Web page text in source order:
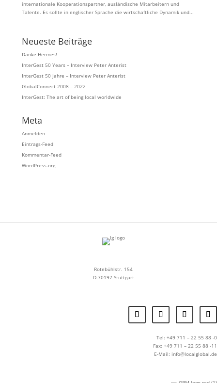
internationale Kooperationspartner, ausländische Mitarbeitern und
Talente. Es sollte in englischer Sprache die wirtschaftliche Dynamik und...
Neueste Beiträge
Danke Hermes!
InterGest 50 Years – Interview Peter Anterist
InterGest 50 Jahre – Interview Peter Anterist
GlobalConnect 2008 – 2022
InterGest: The art of being local worldwide
Meta
Anmelden
Eintrags-Feed
Kommentar-Feed
WordPress.org
Rotebühlstr. 154
D-70197 Stuttgart
Tel: +49 711 – 22 55 88 -0
Fax: +49 711 – 22 55 88 -11
E-Mail: info@localglobal.de